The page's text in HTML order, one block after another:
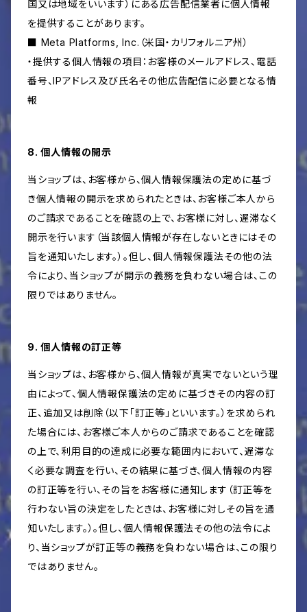
国又は地域をいいます）にある広告配信業者に個人情報
を提供することがあります。
■ Meta Platforms, Inc.（米国・カリフォルニア州）
・提供する個人情報の項目：お客様のメールアドレス、電話
番号、IPアドレス及び氏名その他広告配信に必要となる情
報
8. 個人情報の開示
当ショップは、お客様から、個人情報保護法の定めに基づ
き個人情報の開示を求められたときは、お客様ご本人から
のご請求であることを確認の上で、お客様に対し、遅滞なく
開示を行います（当該個人情報が存在しないときにはその
旨を通知いたします。）。但し、個人情報保護法その他の法
令により、当ショップが開示の義務を負わない場合は、この
限りではありません。
9. 個人情報の訂正等
当ショップは、お客様から、個人情報が真実でないという理
由によって、個人情報保護法の定めに基づきその内容の訂
正、追加又は削除（以下「訂正等」といいます。）を求められ
た場合には、お客様ご本人からのご請求であることを確認
の上で、利用目的の達成に必要な範囲内において、遅滞な
く必要な調査を行い、その結果に基づき、個人情報の内容
の訂正等を行い、その旨をお客様に通知します（訂正等を
行わない旨の決定をしたときは、お客様に対しその旨を通
知いたします。）。但し、個人情報保護法その他の法令によ
り、当ショップが訂正等の義務を負わない場合は、この限り
ではありません。